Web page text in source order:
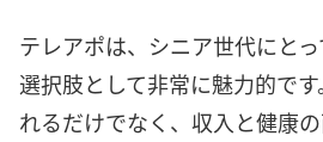
テレアポは、シニア世代にと
選択肢として非常に魅力的で
れるだけでなく、収入と健康の